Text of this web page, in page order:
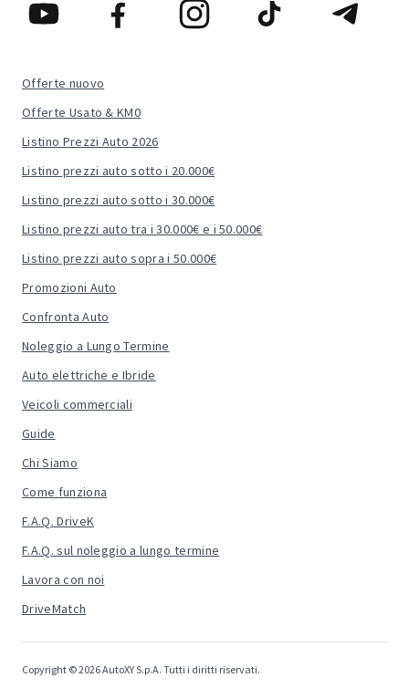
Offerte nuovo
Offerte Usato & KM0
Listino Prezzi Auto 2026
Listino prezzi auto sotto i 20.000€
Listino prezzi auto sotto i 30.000€
Listino prezzi auto tra i 30.000€ e i 50.000€
Listino prezzi auto sopra i 50.000€
Promozioni Auto
Confronta Auto
Noleggio a Lungo Termine
Auto elettriche e Ibride
Veicoli commerciali
Guide
Chi Siamo
Come funziona
F.A.Q. DriveK
F.A.Q. sul noleggio a lungo termine
Lavora con noi
DriveMatch
Copyright © 2026 AutoXY S.p.A. Tutti i diritti riservati.